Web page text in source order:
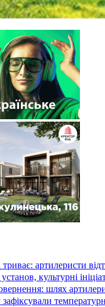
артилеристи
культурні
шлях